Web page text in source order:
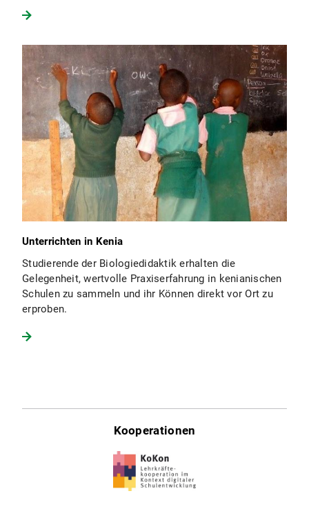
Unterrichten in Kenia
Studierende der Biologiedidaktik erhalten die
Gelegenheit, wertvolle Praxiserfahrung in kenianischen
Schulen zu sammeln und ihr Können direkt vor Ort zu
erproben.
Kooperationen